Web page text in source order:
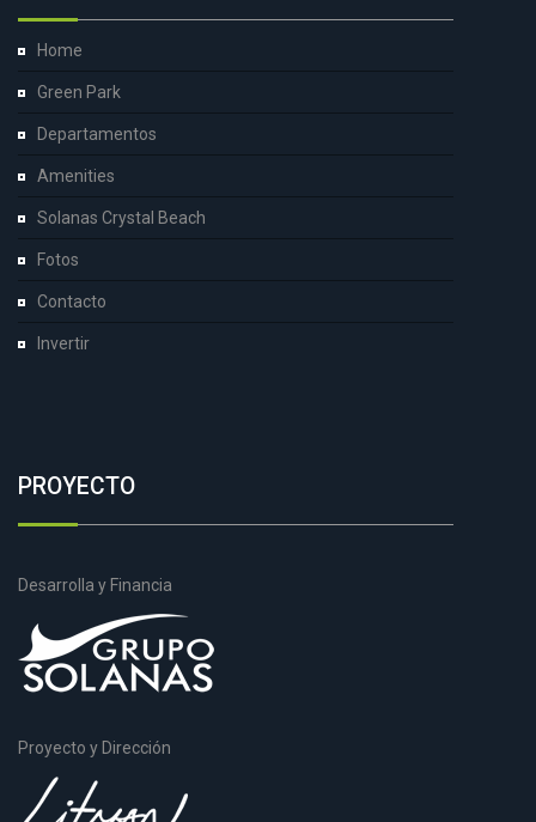
Home
Green Park
Departamentos
Amenities
Solanas Crystal Beach
Fotos
Contacto
Invertir
PROYECTO
Desarrolla y Financia
Proyecto y Dirección